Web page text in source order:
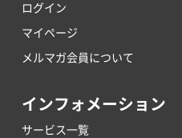
ログイン
マイページ
メルマガ会員について
インフォメーション
サービス一覧